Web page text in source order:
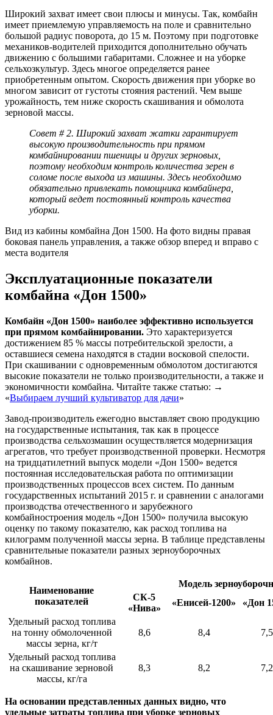
Широкий захват имеет свои плюсы и минусы. Так, комбайн
имеет приемлемую управляемость на поле и сравнительно
большой радиус поворота, до 15 м. Поэтому при подготовке
механиков-водителей приходится дополнительно обучать
движению с большими габаритами. Сложнее и на уборке
сельхозкультур. Здесь многое определяется ранее
приобретенным опытом. Скорость движения при уборке во
многом зависит от густоты стояния растений. Чем выше
урожайность, тем ниже скорость скашивания и обмолота
зерновой массы.
Совет # 2. Широкий захват жатки гарантирует
высокую производительность при прямом
комбайнировании пшеницы и других зерновых,
поэтому необходим контроль количества зерен в
соломе после выхода из машины. Здесь необходимо
обязательно привлекать помощника комбайнера,
который ведет постоянный контроль качества
уборки.
Вид из кабины комбайна Дон 1500. На фото видны правая
боковая панель управления, а также обзор вперед и вправо с
места водителя
Эксплуатационные показатели
комбайна «Дон 1500»
Комбайн «Дон 1500» наиболее эффективно используется
при прямом комбайнировании. Это характеризуется
достижением 85 % массы потребительской зрелости, а
оставшиеся семена находятся в стадии восковой спелости.
При скашивании с одновременным обмолотом достигаются
высокие показатели не только производительности, а также и
экономичности комбайна. Читайте также статью: →
«Выбираем лучший культиватор для дачи»
Завод-производитель ежегодно выставляет свою продукцию
на государственные испытания, так как в процессе
производства сельхозмашин осуществляется модернизация
агрегатов, что требует производственной проверки. Несмотря
на тридцатилетний выпуск модели «Дон 1500» ведется
постоянная исследовательская работа по оптимизации
производственных процессов всех систем. По данным
государственных испытаний 2015 г. и сравнении с аналогами
производства отечественного и зарубежного
комбайностроения модель «Дон 1500» получила высокую
оценку по такому показателю, как расход топлива на
килограмм полученной массы зерна. В таблице представлены
сравнительные показатели разных зерноуборочных
комбайнов.
Наименование
показателей
Модель
СК-5
«Нива»
«Енисей-1200»
«Дон
Удельный расход топлива
на тонну обмолоченной
массы зерна, кг/т
8,6 8,4 7,5
Удельный расход топлива
на скашивание зерновой
массы, кг/га
8,3 8,2 7,2
На основании представленных данных видно, что
удельные затраты топлива при уборке зерновых